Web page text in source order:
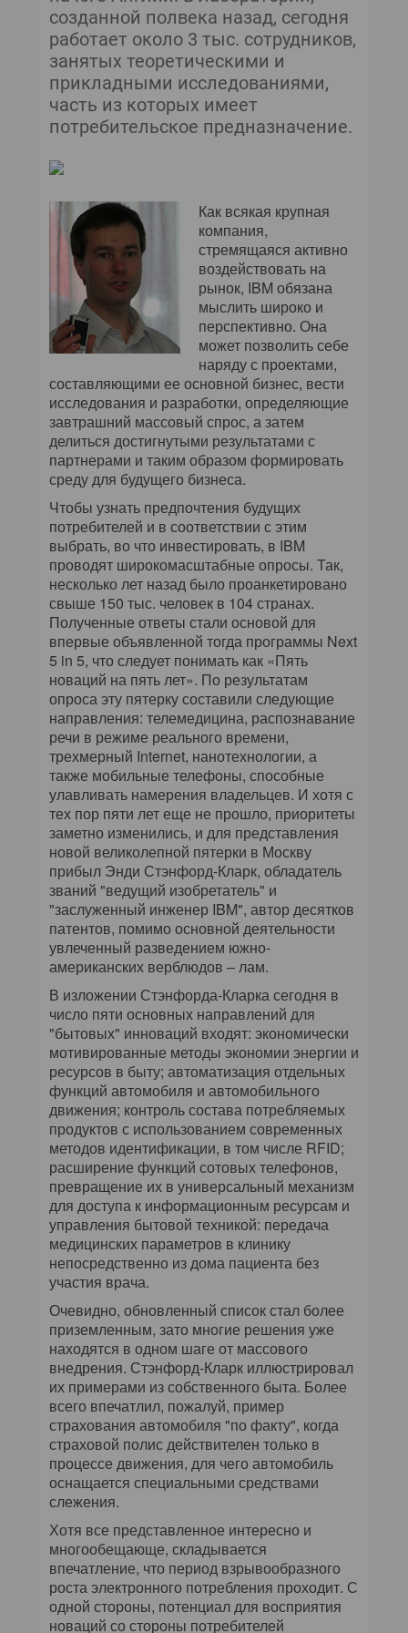
созданной полвека назад, сегодня
работает около 3 тыс. сотрудников,
занятых теоретическими и
прикладными исследованиями,
часть из которых имеет
потребительское предназначение.
Как всякая крупная
компания,
стремящаяся активно
воздействовать на
рынок, IBM обязана
мыслить широко и
перспективно. Она
может позволить себе
наряду с проектами,
составляющими ее основной бизнес, вести
исследования и разработки, определяющие
завтрашний массовый спрос, а затем
делиться достигнутыми результатами с
партнерами и таким образом формировать
среду для будущего бизнеса.
Чтобы узнать предпочтения будущих
потребителей и в соответствии с этим
выбрать, во что инвестировать, в IBM
проводят широкомасштабные опросы. Так,
несколько лет назад было проанкетировано
свыше 150 тыс. человек в 104 странах.
Полученные ответы стали основой для
впервые объявленной тогда программы Next
5 in 5, что следует понимать как «Пять
новаций на пять лет». По результатам
опроса эту пятерку составили следующие
направления: телемедицина, распознавание
речи в режиме реального времени,
трехмерный Internet, нанотехнологии, а
также мобильные телефоны, способные
улавливать намерения владельцев. И хотя с
тех пор пяти лет еще не прошло, приоритеты
заметно изменились, и для представления
новой великолепной пятерки в Москву
прибыл Энди Стэнфорд-Кларк, обладатель
званий "ведущий изобретатель" и
"заслуженный инженер IBM", автор десятков
патентов, помимо основной деятельности
увлеченный разведением южно-
американских верблюдов – лам.
В изложении Стэнфорда-Кларка сегодня в
число пяти основных направлений для
"бытовых" инноваций входят: экономически
мотивированные методы экономии энергии и
ресурсов в быту; автоматизация отдельных
функций автомобиля и автомобильного
движения; контроль состава потребляемых
продуктов с использованием современных
методов идентификации, в том числе RFID;
расширение функций сотовых телефонов,
превращение их в универсальный механизм
для доступа к информационным ресурсам и
управления бытовой техникой: передача
медицинских параметров в клинику
непосредственно из дома пациента без
участия врача.
Очевидно, обновленный список стал более
приземленным, зато многие решения уже
находятся в одном шаге от массового
внедрения. Стэнфорд-Кларк иллюстрировал
их примерами из собственного быта. Более
всего впечатлил, пожалуй, пример
страхования автомобиля "по факту", когда
страховой полис действителен только в
процессе движения, для чего автомобиль
оснащается специальными средствами
слежения.
Хотя все представленное интересно и
многообещающе, складывается
впечатление, что период взрывообразного
роста электронного потребления проходит. С
одной стороны, потенциал для восприятия
новаций со стороны потребителей